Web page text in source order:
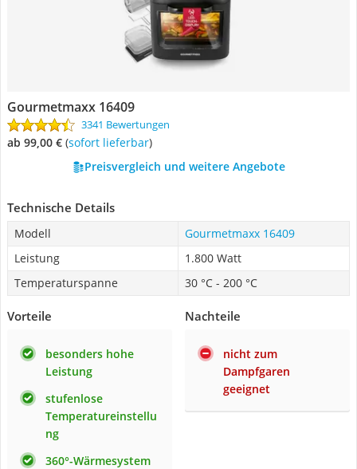
Gourmetmaxx 16409
3341 Bewertungen
ab 99,00 € ( Sofort lieferbar)
Preisvergleich und weitere Angebote
Technische Details
Modell
Gourmetmaxx 16409
Leistung
1.800 Watt
Temperaturspanne
30 °C - 200 °C
Vorteile
besonders hohe
Leistung
stufenlose
Temperatureinstellu
ng
360°-Wärmesystem
Nachteile
nicht zum
Dampfgaren
geeignet